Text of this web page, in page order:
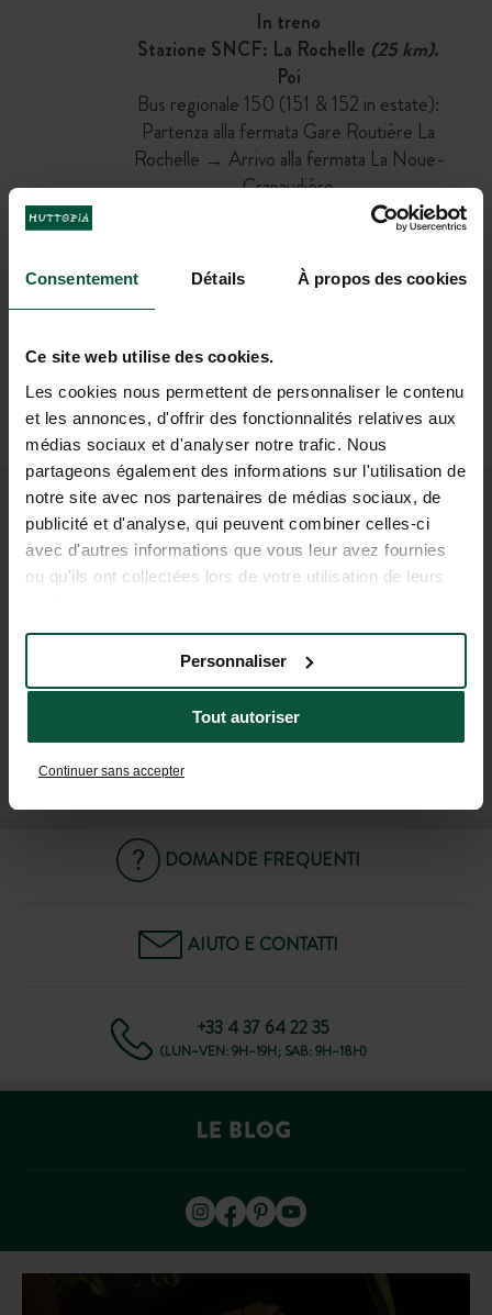
Consentement Détails À propos des cookies
Ce site web utilise des cookies.
Les cookies nous permettent de personnaliser le contenu
et les annonces, d'offrir des fonctionnalités relatives aux
médias sociaux et d'analyser notre trafic. Nous
partageons également des informations sur l'utilisation de
notre site avec nos partenaires de médias sociaux, de
publicité et d'analyse, qui peuvent combiner celles-ci
avec d'autres informations que vous leur avez fournies
ou qu'ils ont collectées lors de votre utilisation de leurs
Tout autoriser
Personnaliser
Continuer sans accepter
In treno
Stazione SNCF: La Rochelle (25 km).
Poi
Bus regionale 150 (151 & 152 in estate):
Partenza alla fermata Gare Routière La
Rochelle → Arrivo alla fermata La Noue-
Crapaudière
(1h20 di bus + 20 min a piedi)
Bicicletta
Aeroporto più vicino: La Rochelle
Poi
Taxi
(20 min)
UNISCITI ALLA NOSTRA
COMUNITÀ
promozionali di Huttopia!
ISCRIVITI ALLA NOSTRA NEWSLETTER
DOMANDE FREQUENTI
AIUTO E CONTATTI
+33 4 37 64 22 35
(LUN–VEN: 9H–19H; SAB: 9H–18H)